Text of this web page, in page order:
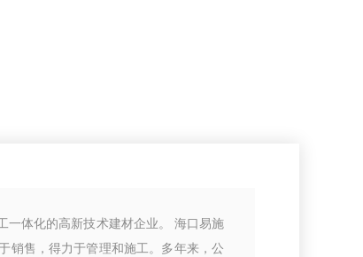
一体化的高新技术建材企业。 海口易施
销售，得力于管理和施工。多年来，公